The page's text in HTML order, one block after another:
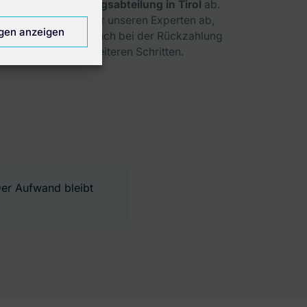
anzeigen
Wohnbauförderungsabteilung in Tirol ab.
Schließen Sie über unseren Experten ab,
unterstützt er Sie auch bei der Rückzahlung
und allen weiteren Schritten.
Aufwand bleibt